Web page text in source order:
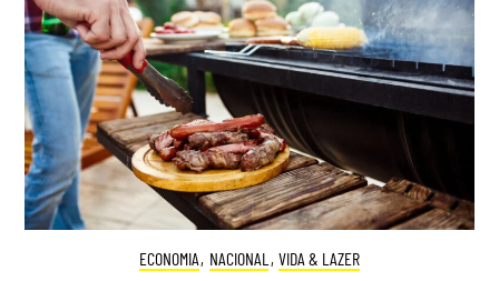
ECONOMIA, NACIONAL , VIDA & LAZER